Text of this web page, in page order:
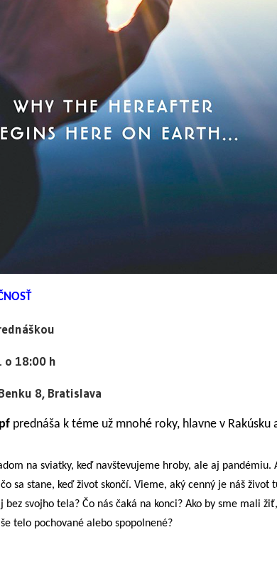
o 18:00 h
8, Bratislava
prednáša k téme už mnohé roky, hlavne v
na sviatky, keď navštevujeme hroby, ale aj pandémiu.
sa stane, keď život skončí. Vieme, aký cenný je náš
svojho tela? Čo nás čaká na konci? Ako by sme mali
telo pochované alebo spopolnené?